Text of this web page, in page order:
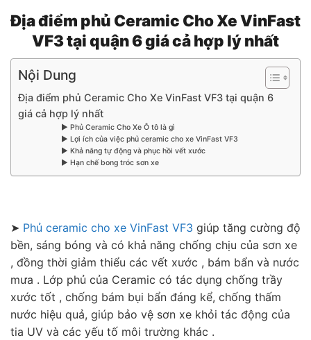
Địa điểm phủ Ceramic Cho Xe VinFast
VF3 tại quận 6 giá cả hợp lý nhất
Nội Dung
Địa điểm phủ Ceramic Cho Xe VinFast VF3 tại quận 6
giá cả hợp lý nhất
▶ Phủ Ceramic Cho Xe Ô tô là gì
▶ Lợi ích của việc phủ ceramic cho xe VinFast VF3
▶ Khả năng tự động và phục hồi vết xước
▶ Hạn chế bong tróc sơn xe
➤ Phủ ceramic cho xe VinFast VF3 giúp tăng cường độ
bền, sáng bóng và có khả năng chống chịu của sơn xe
, đồng thời giảm thiểu các vết xước , bám bẩn và nước
mưa . Lớp phủ của Ceramic có tác dụng chống trầy
xước tốt , chống bám bụi bẩn đáng kể, chống thấm
nước hiệu quả, giúp bảo vệ sơn xe khỏi tác động của
tia UV và các yếu tố môi trường khác .